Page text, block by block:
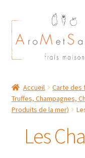
Aller
à
la
navigation
Aller
au
contenu
Plat du Jour/ Menu
NOS BOUTIQUES
Accueil Carte des
Truffes, Champagnes,
Produits de la mer)
Les